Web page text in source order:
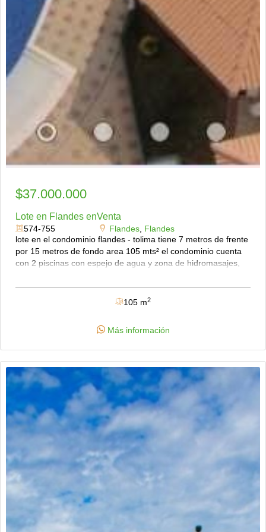
$37.000.000
Lote en Flandes enVenta
574-755 Flandes, Flandes
lote en el condominio flandes - tolima tiene 7 metros de frente
por 15 metros de fondo area 105 mts² el condominio cuenta
con 2 piscinas con espejo de agua y zona de hidromasajes,
parque infantil, kiosco, parqueaderos para visitantes, zonas
verdes, vigilancia 24/7. se ubica en la via principal flandes via
105 m2
Más información